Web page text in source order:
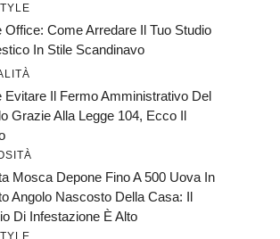
Office: Come Arredare Il Tuo Studio
In Stile Scandinavo
Evitare Il Fermo Amministrativo Del
Grazie Alla Legge 104, Ecco Il
Mosca Depone Fino A 500 Uova In
Angolo Nascosto Della Casa: Il
Di Infestazione È Alto